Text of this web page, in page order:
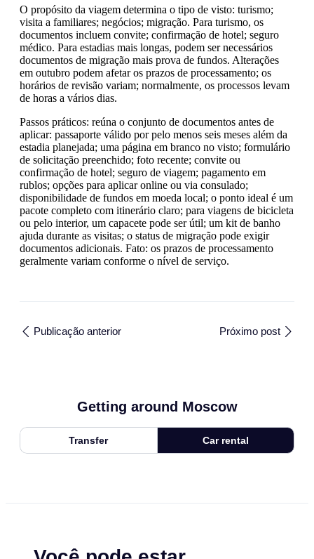
O propósito da viagem determina o tipo de visto: turismo;
visita a familiares; negócios; migração. Para turismo, os
documentos incluem convite; confirmação de hotel; seguro
médico. Para estadias mais longas, podem ser necessários
documentos de migração mais prova de fundos. Alterações
em outubro podem afetar os prazos de processamento; os
horários de revisão variam; normalmente, os processos levam
de horas a vários dias.
Passos práticos: reúna o conjunto de documentos antes de
aplicar: passaporte válido por pelo menos seis meses além da
estadia planejada; uma página em branco no visto; formulário
de solicitação preenchido; foto recente; convite ou
confirmação de hotel; seguro de viagem; pagamento em
rublos; opções para aplicar online ou via consulado;
disponibilidade de fundos em moeda local; o ponto ideal é um
pacote completo com itinerário claro; para viagens de bicicleta
ou pelo interior, um capacete pode ser útil; um kit de banho
ajuda durante as visitas; o status de migração pode exigir
documentos adicionais. Fato: os prazos de processamento
geralmente variam conforme o nível de serviço.
Publicação anterior Próximo post
Getting around Moscow
Transfer Car rental